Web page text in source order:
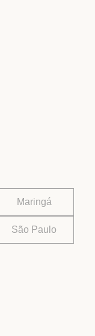
Maringá
São Paulo